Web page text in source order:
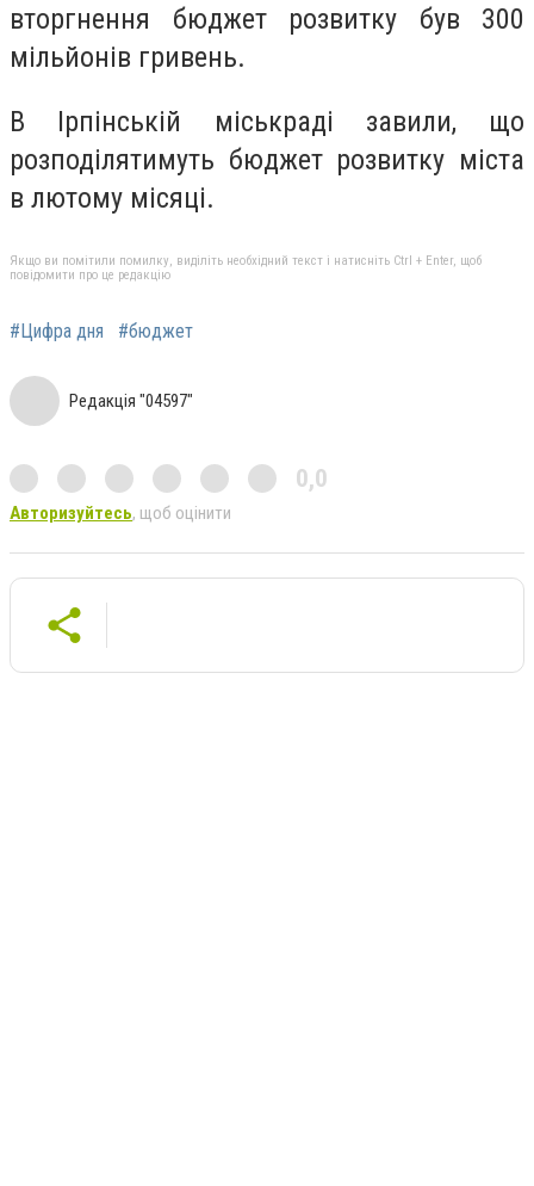
вторгнення бюджет розвитку був 300
мільйонів гривень.
В Ірпінській міськраді завили, що
розподілятимуть бюджет розвитку міста
в лютому місяці.
Якщо ви помітили помилку, виділіть необхідний текст і натисніть Ctrl + Enter, щоб
повідомити про це редакцію
#Цифра дня #бюджет
Редакція "04597"
0,0
Авторизуйтесь, щоб оцінити